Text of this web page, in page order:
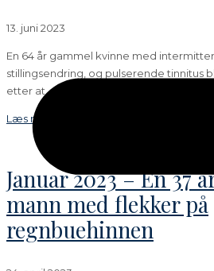
13. juni 2023
En 64 år gammel kvinne med
stillingsendring, og pulserende tinnitus
etter at
Læs mere →
Januar 2023 – En 37
mann med flekker på
regnbuehinnen